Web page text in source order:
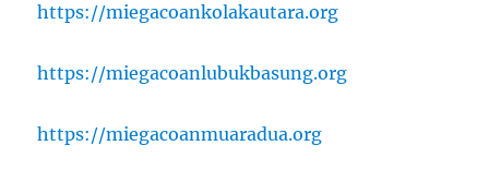
https://miegacoankolakautara.org
https://miegacoanlubukbasung.org
https://miegacoanmuaradua.org